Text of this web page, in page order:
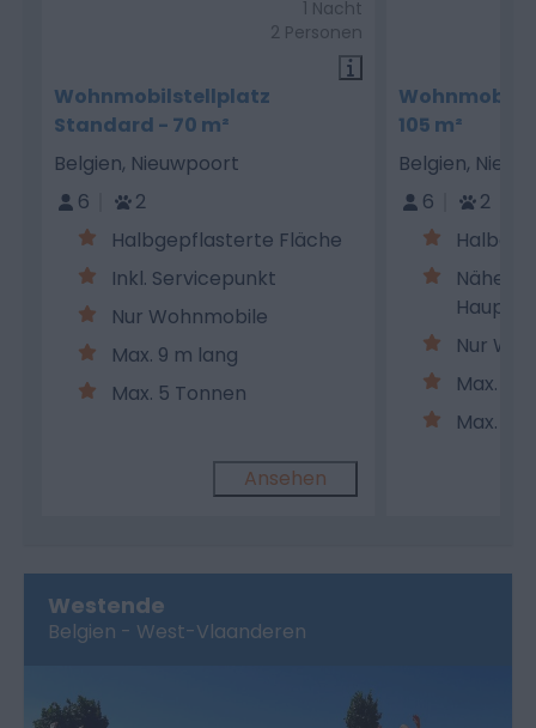
1 Nacht
2 Personen
Wohnmobilstellplatz
Standard - 70 m²
Belgien, Nieuwpoort
6
2
Halbgepflasterte Fläche
Inkl. Servicepunkt
Nur Wohnmobile
Max. 9 m lang
Max. 5 Tonnen
Ansehen
105 m²
Belgien,
6
2
Nähe
Nur
Max. 12
Max. 8
Westende
Belgien - West-Vlaanderen